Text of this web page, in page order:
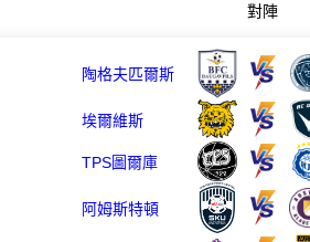
對陣
陶格夫匹爾斯
埃爾維斯
TPS圖爾庫
阿姆斯特頓